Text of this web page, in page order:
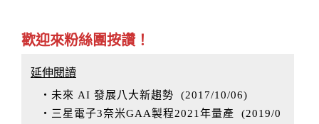
歡迎來粉絲團按讚！
延伸閱讀
‧未來 AI 發展八大新趨勢 (2017/10/06)
‧三星電子3奈米GAA製程2021年量產 (2019/0